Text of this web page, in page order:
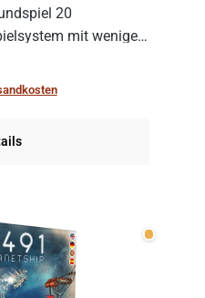
20
mit wenigen,
zu spielen, muss es
ergänzt werden.
Wenige